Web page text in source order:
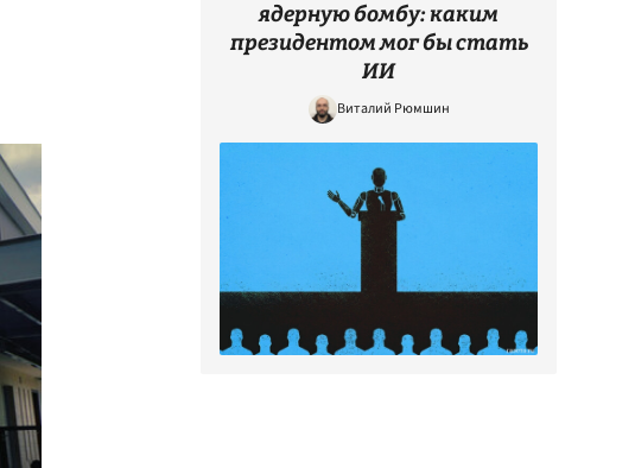
ядерную бомбу: каким
президентом мог бы стать
ИИ
Виталий Рюмшин